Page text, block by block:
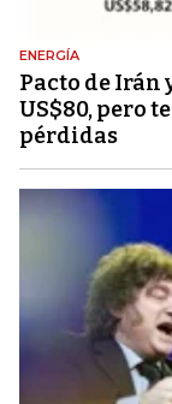
ENERGÍA
Pacto de Irán
US$80, pero
pérdidas